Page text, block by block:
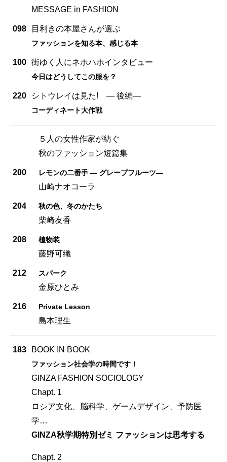
MESSAGE in FASHION
098 目利きの本屋さんが選ぶ
ファッションを知る本、感じる本
100 街ゆく人にネホハホインタビュー
今日はどうしてこの服を？
220 シトウレイは見た! ― 後編―
コーディネート大作戦
５人の女性作家が紡ぐ
秋のファッション短篇集
200 レモンの二番手 ― グレープフルーツ―
山崎ナオコーラ
204 秋の色、冬のかたち
柴崎友香
208 植物装
藤野可織
212 スパーク
金原ひとみ
216 Private Lesson
島本理生
183 BOOK IN BOOK
ファッション社会学の時間です！
GINZA FASHION SOCIOLOGY
Chapt. 1
ロシア文化、脳科学、ゲームデザイン、予防医
学…
GINZA秋学期特別ゼミ ファッションは思考する
Chapt. 2